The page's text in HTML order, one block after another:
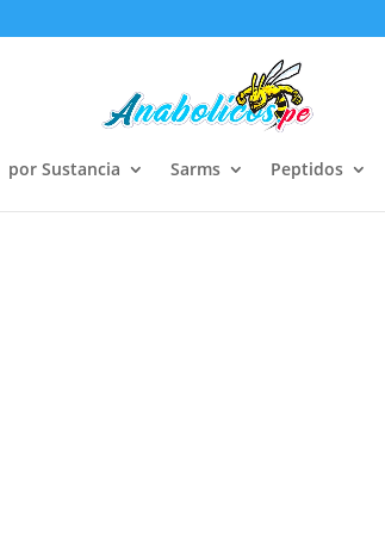
por Sustancia Sarms Peptidos